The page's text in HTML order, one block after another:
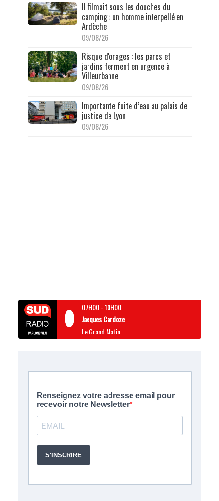
Il filmait sous les douches du
camping : un homme interpellé en
Ardèche
09/08/26
Risque d'orages : les parcs et
jardins ferment en urgence à
Villeurbanne
09/08/26
Importante fuite d’eau au palais de
justice de Lyon
09/08/26
07H00-10H00
Jacques Cardoze
Le Grand Matin